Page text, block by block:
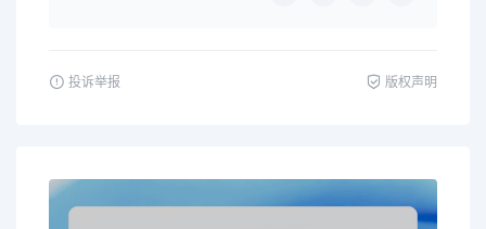
投诉举报 版权声明